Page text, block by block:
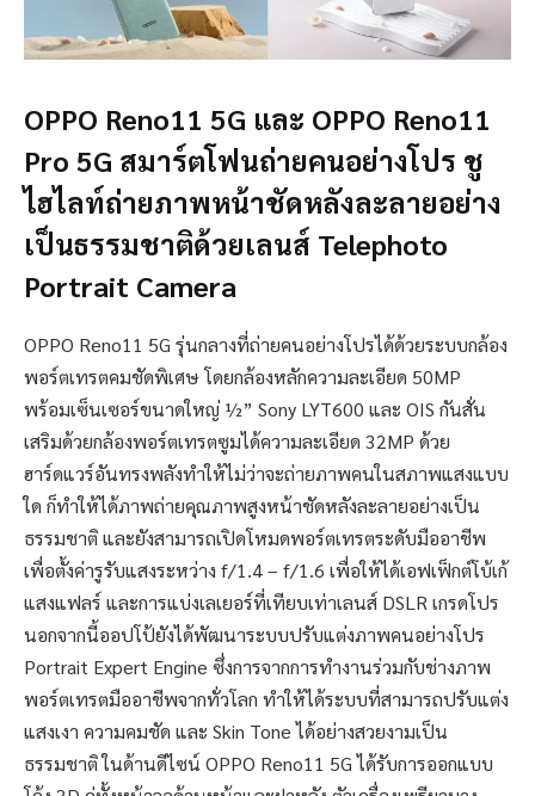
OPPO Reno11 5G และ OPPO Reno11
Pro 5G สมาร์ตโฟนถ่ายคนอย่างโปร ชู
ไฮไลท์ถ่ายภาพหน้าชัดหลังละลายอย่าง
เป็นธรรมชาติด้วยเลนส์ Telephoto
Portrait Camera
OPPO Reno11 5G รุ่นกลางที่ถ่ายคนอย่างโปรได้ด้วยระบบกล้อง
พอร์ตเทรตคมชัดพิเศษ โดยกล้องหลักความละเอียด 50MP
พร้อมเซ็นเซอร์ขนาดใหญ่ ½” Sony LYT600 และ OIS กันสั่น
เสริมด้วยกล้องพอร์ตเทรตซูมได้ความละเอียด 32MP ด้วย
ฮาร์ดแวร์อันทรงพลังทำให้ไม่ว่าจะถ่ายภาพคนในสภาพแสงแบบ
ใด ก็ทำให้ได้ภาพถ่ายคุณภาพสูงหน้าชัดหลังละลายอย่างเป็น
ธรรมชาติ และยังสามารถเปิดโหมดพอร์ตเทรตระดับมืออาชีพ
เพื่อตั้งค่ารูรับแสงระหว่าง f/1.4 – f/1.6 เพื่อให้ได้เอฟเฟ็กต์โบ้เก้
แสงแฟลร์ และการแบ่งเลเยอร์ที่เทียบเท่าเลนส์ DSLR เกรดโปร
นอกจากนี้ออปโป้ยังได้พัฒนาระบบปรับแต่งภาพคนอย่างโปร
Portrait Expert Engine ซึ่งการจากการทำงานร่วมกับช่างภาพ
พอร์ตเทรตมืออาชีพจากทั่วโลก ทำให้ได้ระบบที่สามารถปรับแต่ง
แสงเงา ความคมชัด และ Skin Tone ได้อย่างสวยงามเป็น
ธรรมชาติ ในด้านดีไซน์ OPPO Reno11 5G ได้รับการออกแบบ